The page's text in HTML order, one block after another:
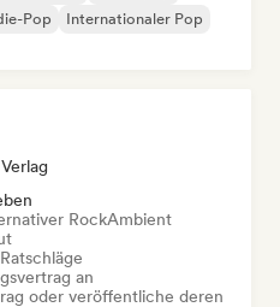
Pop
Internationaler Pop
RockAmbient
an
oder veröffentliche deren